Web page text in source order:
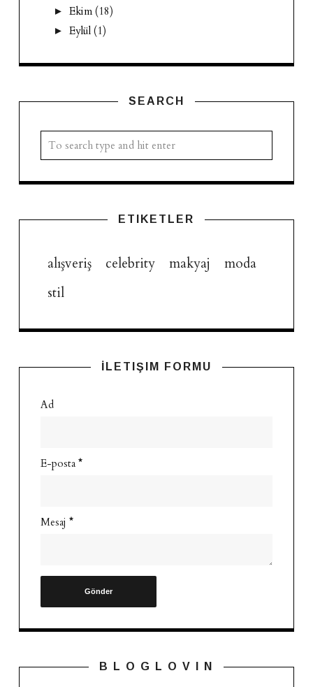
► Ekim (18)
► Eylül (1)
SEARCH
ETIKETLER
alışveriş celebrity makyaj
moda
stil
İLETIŞIM FORMU
Ad
E-posta *
Mesaj *
B L O G L O V I N